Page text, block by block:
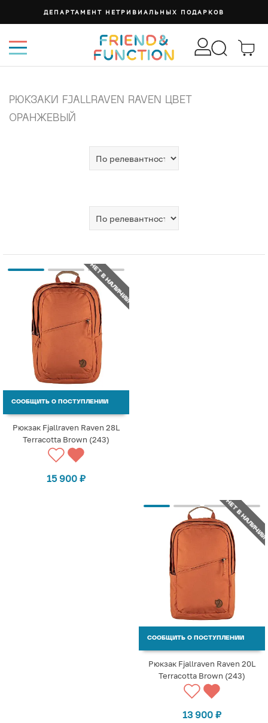
ДЕПАРТАМЕНТ НЕТРИВИАЛЬНЫХ ПОДАРКОВ
РЮКЗАКИ FJALLRAVEN RAVEN ЦВЕТ
ОРАНЖЕВЫЙ
НЕТ В НАЛИЧИИ
СООБЩИТЬ О ПОСТУПЛЕНИИ
Рюкзак Fjallraven Raven 28L
Terracotta Brown (243)
15 900 ₽
НЕТ В НАЛИЧИИ
СООБЩИТЬ О ПОСТУПЛЕНИИ
Рюкзак Fjallraven Raven 20L
Terracotta Brown (243)
13 900 ₽